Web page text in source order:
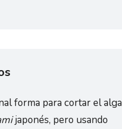
forma para cortar el alga
japonés, pero usando